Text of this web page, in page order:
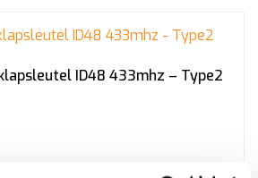
ID48 433mhz – Type2